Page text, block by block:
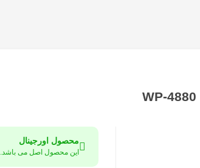
محصول اورجینال
این محصول اصل می باشد.